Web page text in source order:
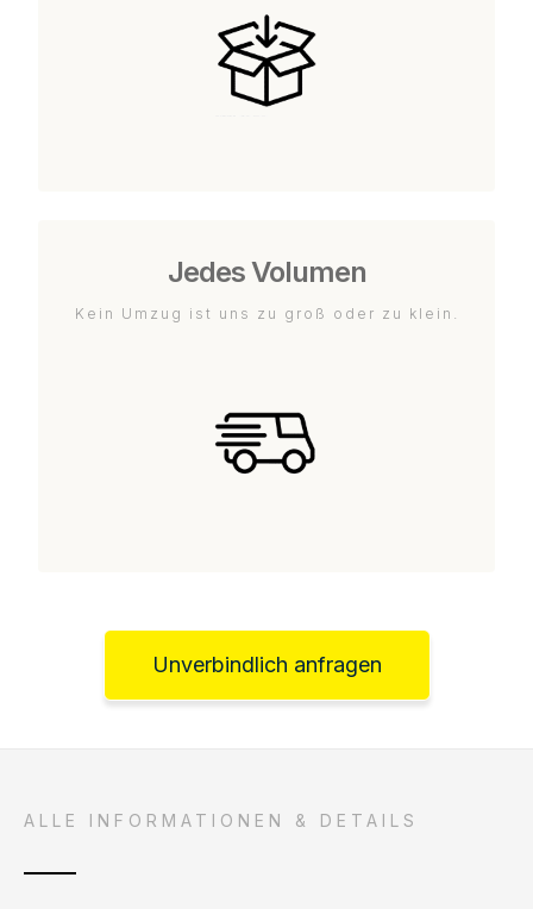
Jedes Volumen
Kein Umzug ist uns zu groß oder zu klein.
Unverbindlich anfragen
ALLE INFORMATIONEN & DETAILS